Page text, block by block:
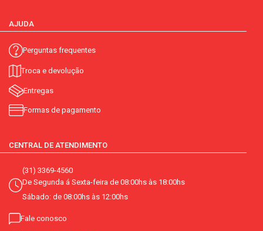
AJUDA
Perguntas frequentes
Troca e devolução
Entregas
Formas de pagamento
CENTRAL DE ATENDIMENTO
(31) 3369-4560
De Segunda á Sexta-feira de 08:00hs às 18:00hs
Sábado: de 08:00hs às 12:00hs
Fale conosco